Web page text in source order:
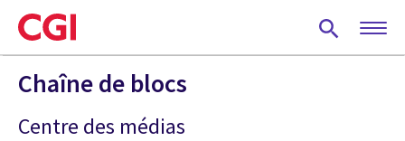
Skip
to
main
content
Chaîne de blocs
Centre des médias